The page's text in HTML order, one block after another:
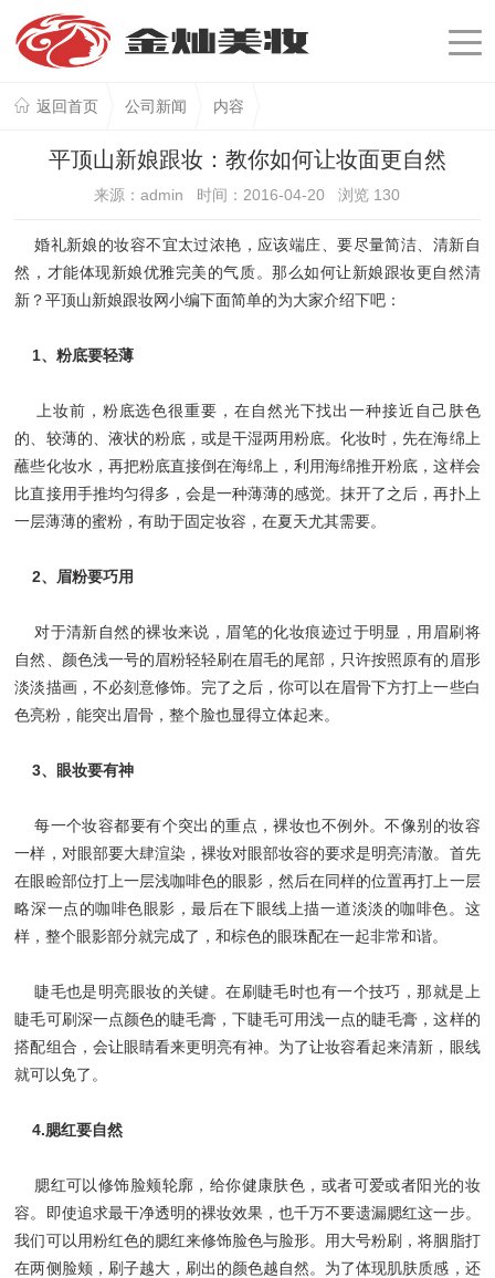
返回首页 公司新闻 内容
平顶山新娘跟妆：教你如何让妆面更自然
来源：admin 时间：2016-04-20 浏览 130
婚礼新娘的妆容不宜太过浓艳，应该端庄、要尽量简洁、清新自
然，才能体现新娘优雅完美的气质。那么如何让新娘跟妆更自然清
新？平顶山新娘跟妆网小编下面简单的为大家介绍下吧：
1、粉底要轻薄
上妆前，粉底选色很重要，在自然光下找出一种接近自己肤色
的、较薄的、液状的粉底，或是干湿两用粉底。化妆时，先在海绵上
蘸些化妆水，再把粉底直接倒在海绵上，利用海绵推开粉底，这样会
比直接用手推均匀得多，会是一种薄薄的感觉。抹开了之后，再扑上
一层薄薄的蜜粉，有助于固定妆容，在夏天尤其需要。
2、眉粉要巧用
对于清新自然的裸妆来说，眉笔的化妆痕迹过于明显，用眉刷将
自然、颜色浅一号的眉粉轻轻刷在眉毛的尾部，只许按照原有的眉形
淡淡描画，不必刻意修饰。完了之后，你可以在眉骨下方打上一些白
色亮粉，能突出眉骨，整个脸也显得立体起来。
3、眼妆要有神
每一个妆容都要有个突出的重点，裸妆也不例外。不像别的妆容
一样，对眼部要大肆渲染，裸妆对眼部妆容的要求是明亮清澈。首先
在眼睑部位打上一层浅咖啡色的眼影，然后在同样的位置再打上一层
略深一点的咖啡色眼影，最后在下眼线上描一道淡淡的咖啡色。这
样，整个眼影部分就完成了，和棕色的眼珠配在一起非常和谐。
睫毛也是明亮眼妆的关键。在刷睫毛时也有一个技巧，那就是上
睫毛可刷深一点颜色的睫毛膏，下睫毛可用浅一点的睫毛膏，这样的
搭配组合，会让眼睛看来更明亮有神。为了让妆容看起来清新，眼线
就可以免了。
4.腮红要自然
腮红可以修饰脸颊轮廓，给你健康肤色，或者可爱或者阳光的妆
容。即使追求最干净透明的裸妆效果，也千万不要遗漏腮红这一步。
我们可以用粉红色的腮红来修饰脸色与脸形。用大号粉刷，将胭脂打
在两侧脸颊，刷子越大，刷出的颜色越自然。为了体现肌肤质感，还